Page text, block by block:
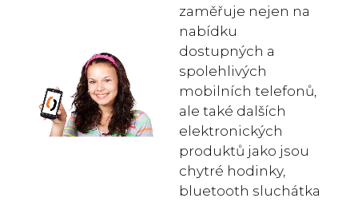
zaměřuje nejen na
nabídku
dostupných a
spolehlivých
mobilních telefonů,
ale také dalších
elektronických
produktů jako jsou
chytré hodinky,
bluetooth sluchátka